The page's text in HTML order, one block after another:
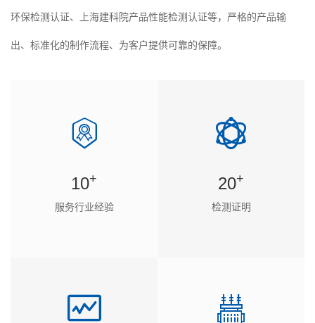
环保检测认证、上海建科院产品性能检测认证等，严格的产品输
出、标准化的制作流程、为客户提供可靠的保障。
10+
服务行业经验
20+
检测证明